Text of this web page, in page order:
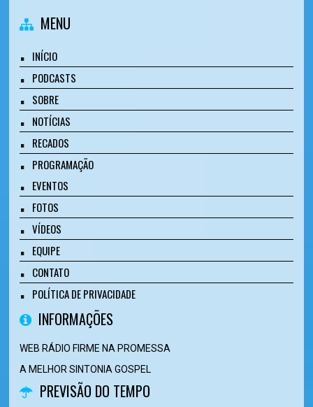
MENU
INÍCIO
PODCASTS
SOBRE
NOTÍCIAS
RECADOS
PROGRAMAÇÃO
EVENTOS
FOTOS
VÍDEOS
EQUIPE
CONTATO
POLÍTICA DE PRIVACIDADE
INFORMAÇÕES
WEB RÁDIO FIRME NA PROMESSA
A MELHOR SINTONIA GOSPEL
PREVISÃO DO TEMPO